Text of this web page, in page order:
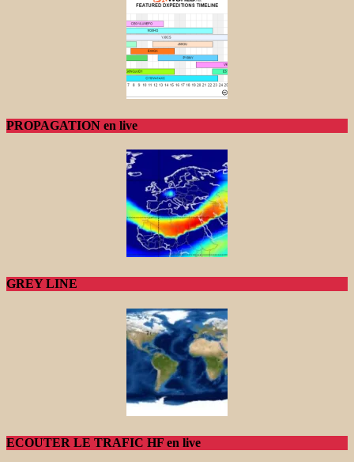
PROPAGATION en live
GREY LINE
ECOUTER LE TRAFIC HF en live